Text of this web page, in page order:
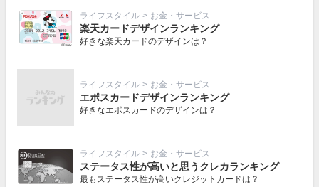
ライフスタイル > お金・サービス
楽天カードデザインランキング
好きな楽天カードのデザインは？
ライフスタイル > お金・サービス
エポスカードデザインランキング
好きなエポスカードのデザインは？
ライフスタイル > お金・サービス
ステータス性が高いと思うクレカランキング
最もステータス性が高いクレジットカードは？